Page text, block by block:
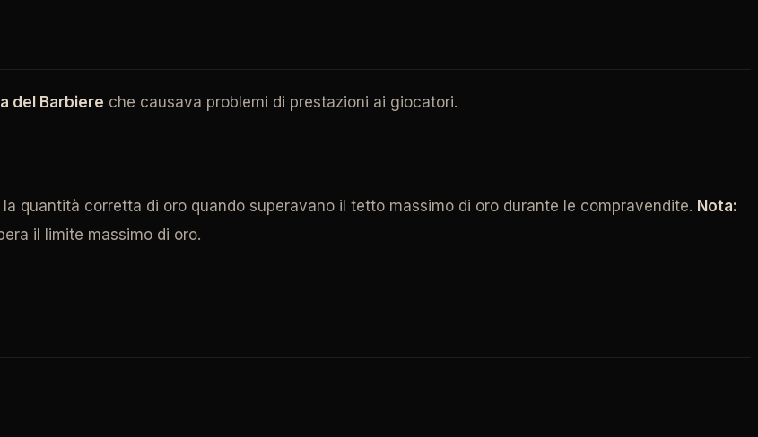
del Barbiere che causava problemi di prestazioni ai giocatori.
quantità corretta di oro quando superavano il tetto massimo di oro durante le compravendite. Nota:
il limite massimo di oro.